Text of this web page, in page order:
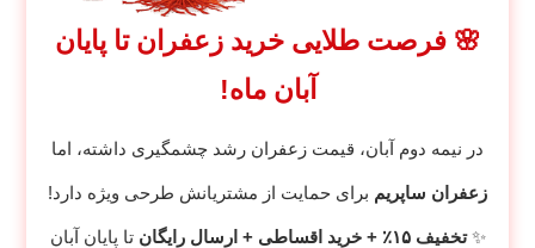
🌸 فرصت طلایی خرید زعفران تا پایان
آبان ماه!
در نیمه دوم آبان، قیمت زعفران رشد چشمگیری داشته، اما
زعفران ساپریم برای حمایت از مشتریانش طرحی ویژه دارد!
✨تخفیف ۱۵٪ + خرید اقساطی + ارسال رایگان تا پایان آبان